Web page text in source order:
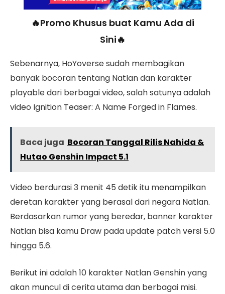
🔥Promo Khusus buat Kamu Ada di
Sini🔥
Sebenarnya, HoYoverse sudah membagikan
banyak bocoran tentang Natlan dan karakter
playable dari berbagai video, salah satunya adalah
video Ignition Teaser: A Name Forged in Flames.
Baca juga Bocoran Tanggal Rilis Nahida &
Hutao Genshin Impact 5.1
Video berdurasi 3 menit 45 detik itu menampilkan
deretan karakter yang berasal dari negara Natlan.
Berdasarkan rumor yang beredar, banner karakter
Natlan bisa kamu Draw pada update patch versi 5.0
hingga 5.6.
Berikut ini adalah 10 karakter Natlan Genshin yang
akan muncul di cerita utama dan berbagai misi.